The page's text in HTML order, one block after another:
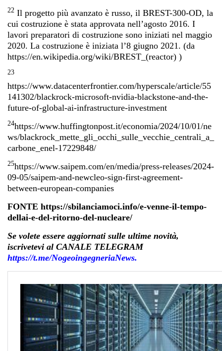
22 Il progetto più avanzato è russo, il BREST-300-OD, la
cui costruzione è stata approvata nell’agosto 2016. I
lavori preparatori di costruzione sono iniziati nel maggio
2020. La costruzione è iniziata l’8 giugno 2021. (da
https://en.wikipedia.org/wiki/BREST_(reactor) )
23
https://www.datacenterfrontier.com/hyperscale/article/55
141302/blackrock-microsoft-nvidia-blackstone-and-the-
future-of-global-ai-infrastructure-investment
24https://www.huffingtonpost.it/economia/2024/10/01/ne
ws/blackrock_mette_gli_occhi_sulle_vecchie_centrali_a_
carbone_enel-17229848/
25https://www.saipem.com/en/media/press-releases/2024-
09-05/saipem-and-newcleo-sign-first-agreement-
between-european-companies
FONTE https://sbilanciamoci.info/e-venne-il-tempo-
dellai-e-del-ritorno-del-nucleare/
Se volete essere aggiornati sulle ultime novità,
iscrivetevi al CANALE TELEGRAM
https://t.me/NogeoingegneriaNews.